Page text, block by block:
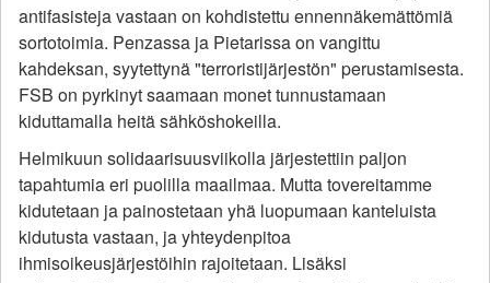
antifasisteja vastaan on kohdistettu ennennäkemättömiä
sortotoimia. Penzassa ja Pietarissa on vangittu
kahdeksan, syytettynä "terroristijärjestön" perustamisesta.
FSB on pyrkinyt saamaan monet tunnustamaan
kiduttamalla heitä sähköshokeilla.
Helmikuun solidaarisuusviikolla järjestettiin paljon
tapahtumia eri puolilla maailmaa. Mutta tovereitamme
kidutetaan ja painostetaan yhä luopumaan kanteluista
kidutusta vastaan, ja yhteydenpitoa
ihmisoikeusjärjestöihin rajoitetaan. Lisäksi